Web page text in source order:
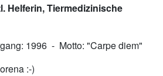
Helferin, Tiermedizinische
1996 - Motto: "Carpe diem"
:-)